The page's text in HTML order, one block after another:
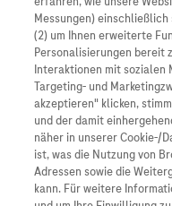
Messungen)
(2) um Ihnen erweiterte
Personalisierungen bereit
Interaktionen mit sozialen
Targeting- und
akzeptieren" klicken,
und der damit
näher in unserer Cookie-/
ist, was die Nutzung von
Adressen sowie die
kann. Für weitere